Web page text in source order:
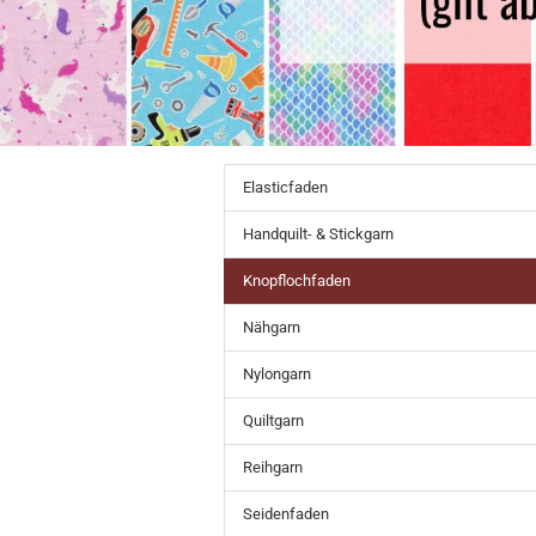
Elasticfaden
Handquilt- & Stickgarn
Knopflochfaden
Nähgarn
Nylongarn
Quiltgarn
Reihgarn
Seidenfaden